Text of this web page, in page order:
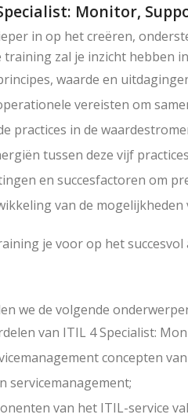
Monitor,
in op het creëren,
training zal je inzicht hebben
waarde en
vereisten om
practices in de
tussen deze vijf
en succesfactoren om
van de
je voor op het
we de volgende
van ITIL 4 Specialist:
concepten
servicemanagement;
van het ITIL-service